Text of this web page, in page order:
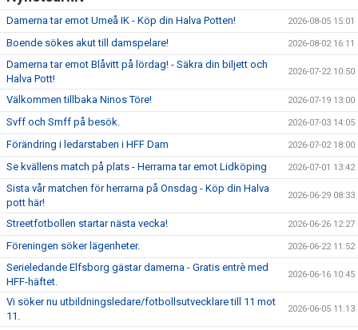
Damerna tar emot Umeå IK - Köp din Halva Potten! 2026-08-05 15:01
Boende sökes akut till damspelare! 2026-08-02 16:11
Damerna tar emot Blåvitt på lördag! - Säkra din biljett och
Halva Pott!
2026-07-22 10:50
Välkommen tillbaka Ninos Töre! 2026-07-19 13:00
Svff och Smff på besök. 2026-07-03 14:05
Förändring i ledarstaben i HFF Dam 2026-07-02 18:00
Se kvällens match på plats - Herrarna tar emot Lidköping 2026-07-01 13:42
Sista vår matchen för herrarna på Onsdag - Köp din Halva
pott här!
2026-06-29 08:33
Streetfotbollen startar nästa vecka! 2026-06-26 12:27
Föreningen söker lägenheter. 2026-06-22 11:52
Serieledande Elfsborg gästar damerna - Gratis entrè med
HFF-häftet.
2026-06-16 10:45
Vi söker nu utbildningsledare/fotbollsutvecklare till 11 mot
11.
2026-06-05 11:13